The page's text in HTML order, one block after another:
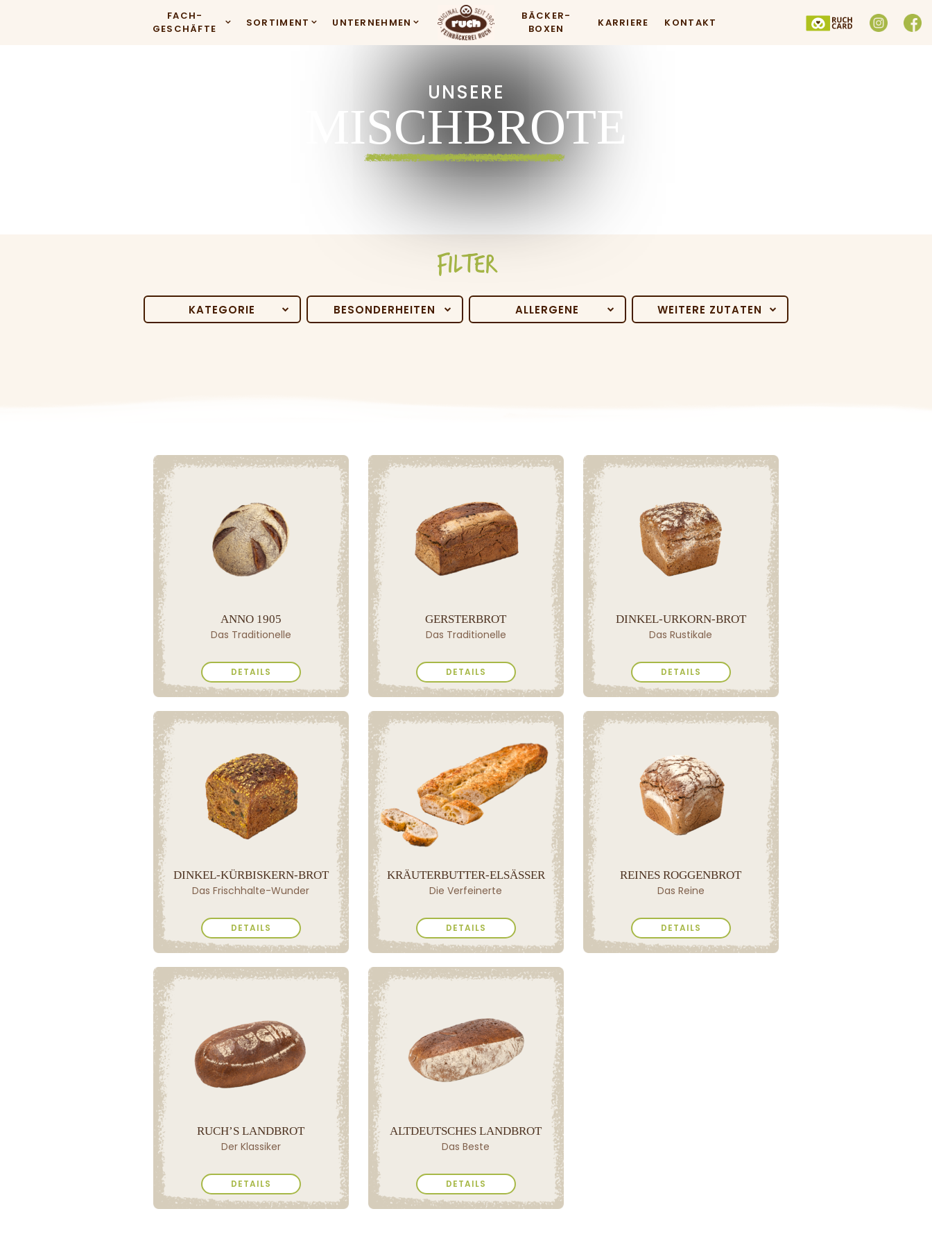
FACH­
GESCHÄFTE
SORTIMENT UNTERNEHMEN
BÄCKER-
BOXEN
KARRIERE KONTAKT
UNSERE
MISCHBROTE
FILTER
KATEGORIE
BESONDERHEITEN
ALLERGENE
WEITERE ZUTATEN
ANNO 1905
Das Traditionelle
DETAILS
GERSTERBROT
Das Traditionelle
DETAILS
DINKEL-URKORN-BROT
Das Rustikale
DETAILS
DINKEL-KÜRBISKERN-BROT
Das Frischhalte-Wunder
DETAILS
KRÄUTERBUTTER-ELSÄSSER
Die Verfeinerte
DETAILS
REINES ROGGENBROT
Das Reine
DETAILS
RUCH’S LANDBROT
Der Klassiker
DETAILS
ALTDEUTSCHES LANDBROT
Das Beste
DETAILS